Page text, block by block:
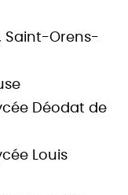
Saint-Orens-
Déodat de
Louis